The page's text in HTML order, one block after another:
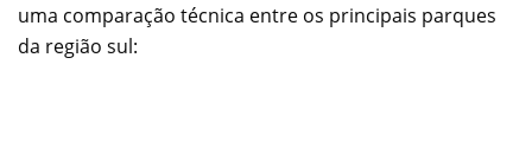
uma comparação técnica entre os principais parques
da região sul: